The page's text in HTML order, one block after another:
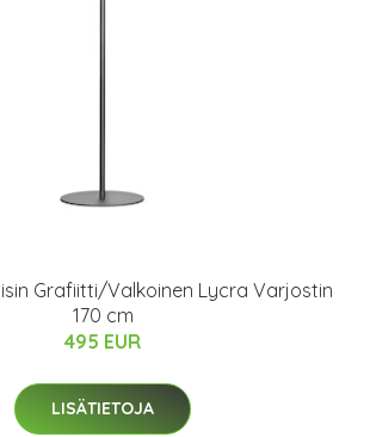
Grafiitti/Valkoinen Lycra Varjostin
170 cm
495 EUR
LISÄTIETOJA